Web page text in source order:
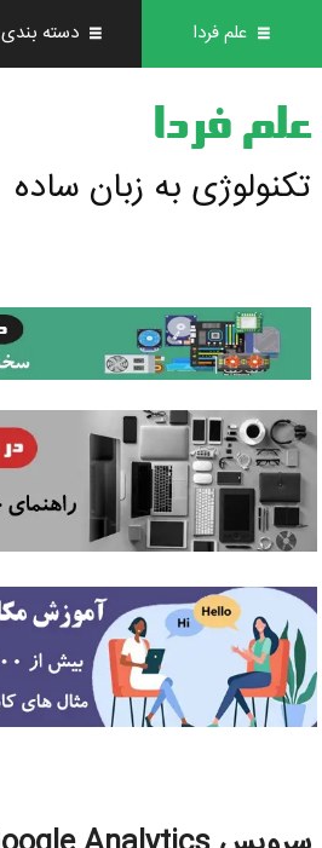
علم فردا دسته بندی
علم فردا
تکنولوژی به زبان ساده